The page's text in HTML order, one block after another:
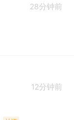
28分钟前
12分钟前